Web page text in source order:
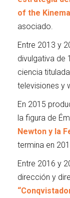
of the
asociado.
Entre 2013 y
divulgativa de
ciencia titulada
televisiones y
En 2015
la figura de
Newton y la
termina en
Entre 2016 y
dirección y